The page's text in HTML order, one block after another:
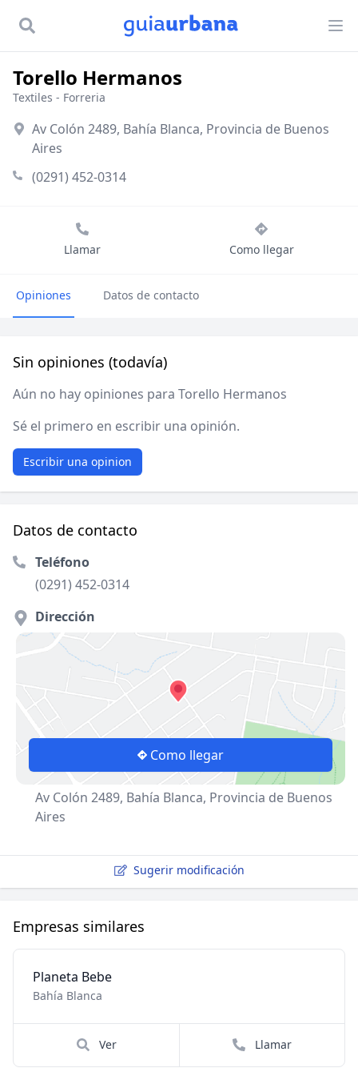
Torello Hermanos
Textiles - Forreria
Av Colón 2489, Bahía Blanca, Provincia de Buenos
Aires
(0291) 452-0314
Llamar Como llegar
Opiniones Datos de contacto
Sin opiniones (todavía)
Aún no hay opiniones para Torello Hermanos
Sé el primero en escribir una opinión.
Escribir una opinion
Datos de contacto
Teléfono
(0291) 452-0314
Dirección
Como llegar
Av Colón 2489, Bahía Blanca, Provincia de Buenos
Aires
Sugerir modificación
Empresas similares
Planeta Bebe
Bahía Blanca
Ver Llamar